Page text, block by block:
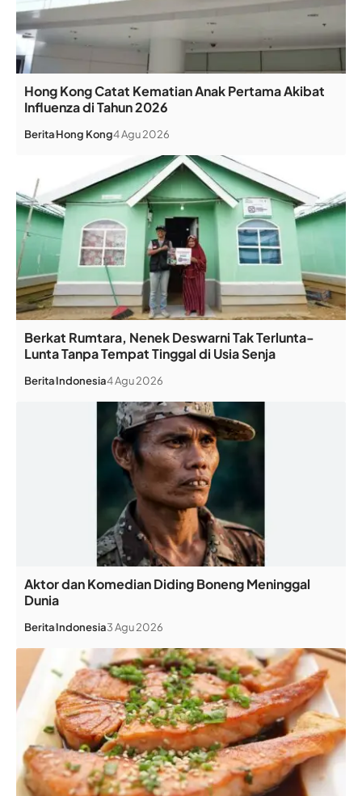
Hong Kong Catat Kematian Anak Pertama Akibat
Influenza di Tahun 2026
BeritaHong Kong4 Agu 2026
Berkat Rumtara, Nenek Deswarni Tak Terlunta-
Lunta Tanpa Tempat Tinggal di Usia Senja
BeritaIndonesia4 Agu 2026
Aktor dan Komedian Diding Boneng Meninggal
Dunia
BeritaIndonesia3 Agu 2026